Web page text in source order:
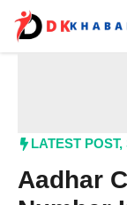
content
LATEST POST,
Aadhar